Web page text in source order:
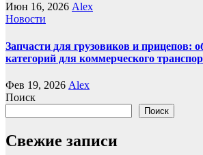
Июн 16, 2026 Alex
Новости
Запчасти для грузовиков и прицепов:
категорий для коммерческого
Фев 19, 2026 Alex
Поиск
Поиск
Свежие записи